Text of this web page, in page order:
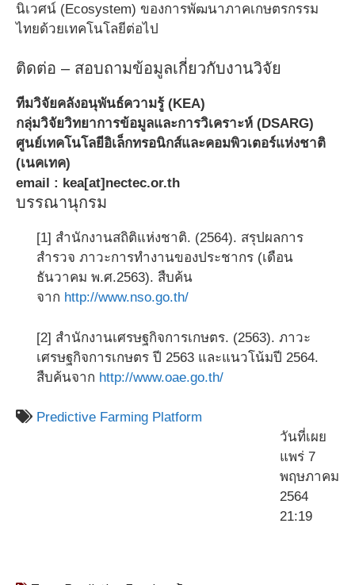
นิเวศน์ (Ecosystem) ของการพัฒนาภาคเกษตรกรรม
ไทยด้วยเทคโนโลยีต่อไป
ติดต่อ – สอบถามข้อมูลเกี่ยวกับงานวิจัย
ทีมวิจัยคลังอนุพันธ์ความรู้ (KEA)
กลุ่มวิจัยวิทยาการข้อมูลและการวิเคราะห์ (DSARG)
ศูนย์เทคโนโลยีอิเล็กทรอนิกส์และคอมพิวเตอร์แห่งชาติ
(เนคเทค)
email : kea[at]nectec.or.th
บรรณานุกรม
[1] สำนักงานสถิติแห่งชาติ. (2564). สรุปผลการ
สำรวจ ภาวะการทำงานของประชากร (เดือน
ธันวาคม พ.ศ.2563). สืบค้น
จาก http://www.nso.go.th/
[2] สำนักงานเศรษฐกิจการเกษตร. (2563). ภาวะ
เศรษฐกิจการเกษตร ปี 2563 และแนวโน้มปี 2564.
สืบค้นจาก http://www.oae.go.th/
Predictive Farming Platform
วันที่เผย
แพร่ 7
พฤษภาคม
2564
21:19